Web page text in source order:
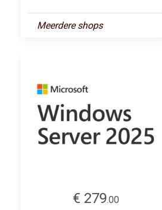
Meerdere shops
€ 279.00